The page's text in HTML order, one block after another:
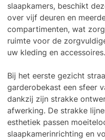
slaapkamers, beschikt
over vijf deuren en
compartimenten, wat
ruimte voor de
uw kleding en accessoires.
Bij het eerste gezicht
garderobekast een sfeer
dankzij zijn strakke
afwerking. De strakke
esthetiek passen
slaapkamerinrichting en